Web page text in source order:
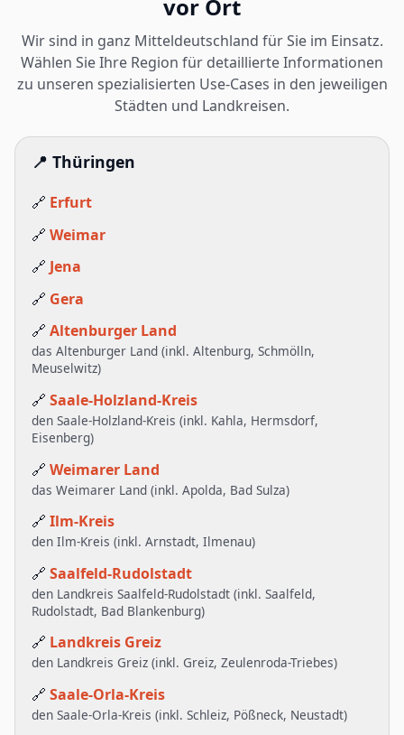
vor Ort
Wir sind in ganz Mitteldeutschland für Sie im Einsatz.
Wählen Sie Ihre Region für detaillierte Informationen
zu unseren spezialisierten Use-Cases in den jeweiligen
Städten und Landkreisen.
📍 Thüringen
🔗 Erfurt
🔗 Weimar
🔗 Jena
🔗 Gera
🔗 Altenburger Land
das Altenburger Land (inkl. Altenburg, Schmölln,
Meuselwitz)
🔗 Saale-Holzland-Kreis
den Saale-Holzland-Kreis (inkl. Kahla, Hermsdorf,
Eisenberg)
🔗 Weimarer Land
das Weimarer Land (inkl. Apolda, Bad Sulza)
🔗 Ilm-Kreis
den Ilm-Kreis (inkl. Arnstadt, Ilmenau)
🔗 Saalfeld-Rudolstadt
den Landkreis Saalfeld-Rudolstadt (inkl. Saalfeld,
Rudolstadt, Bad Blankenburg)
🔗 Landkreis Greiz
den Landkreis Greiz (inkl. Greiz, Zeulenroda-Triebes)
🔗 Saale-Orla-Kreis
den Saale-Orla-Kreis (inkl. Schleiz, Pößneck, Neustadt)